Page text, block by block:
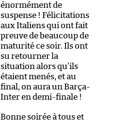
énormément de
suspense ! Félicitations
aux Italiens qui ont fait
preuve de beaucoup de
maturité ce soir. Ils ont
su retourner la
situation alors qu’ils
étaient menés, et au
final, on aura un Barça-
Inter en demi-finale !
Bonne soirée à tous et